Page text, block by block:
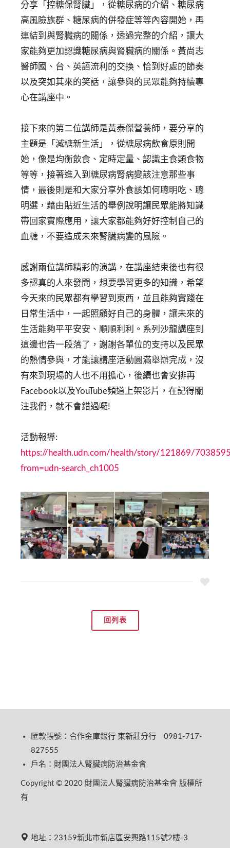
分享「控糖保腎臟」，從糖尿病的介紹、糖尿病
高風險族群、糖尿病的併發症等等內容開始，再
連結到與腎臟病的關係，透過完整的介紹，讓大
家能夠更加認識糖尿病與腎臟病的關係。黃尚志
醫師國、台、英語流利的交換、恰到好處的節奏
以及突如其來的笑話，讓參與的民眾能夠持續專
心在講座中。
接下來的第二位講師是黃泰傑營養師，要分享的
主題是「減糖新生活」，從糖尿病飲食原則開
始，像是均衡飲食、定時定量、認識主食類食物
等等，接著進入到糖尿病腎病變該注意那些事
情，最後則是和大家分享外食該如何聰明吃、聰
明選，藉由貼近生活的舉例說明讓民眾能將知識
帶回家實際應用，讓大家都能夠好好控制自己的
血糖，不要造成未來腎臟病變的風險。
感謝兩位講師精彩的演講，在講座結束後也有很
多認真的人來發問，想要學習更多的知識，希望
今天來的民眾都有學習到東西，並且能夠實踐在
日常生活中，一起照顧好自己的身體，讓未來的
生活能夠平平安安、順順利利。系列沙龍講座到
這邊也告一段落了，謝謝各單位的支持以及民眾
的熱情參與，才能讓講座活動圓滿舉辦完成，沒
有來到現場的人也不用擔心，後續也會安排再
Facebook以及YouTube頻道上架影片，在記得關
注我們，就不會錯過囉!
活動報導:
https://health.udn.com/health/story/121869/
from=udn-search_ch1005
回列表
匯款帳號：合作金庫銀行 東新莊分行 0981-717-
827555
戶名：財團法人腎臟病防治基金會
Copyright © 2020 財團法人腎臟病防治基金會 版權所
有
地址：23159新北市新店區安興路115號2樓-3